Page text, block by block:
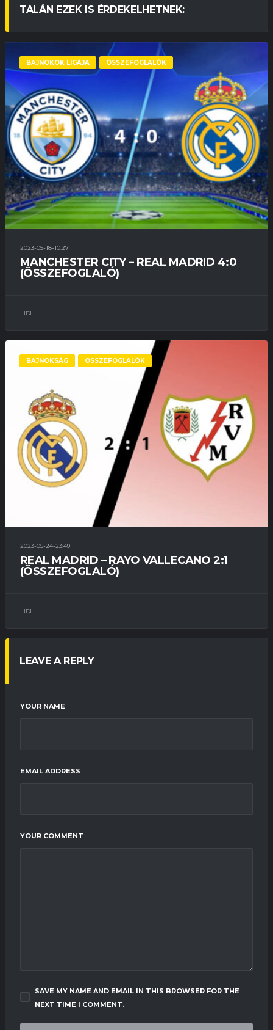
TALÁN EZEK IS ÉRDEKELHETNEK:
BAJNOKOK LIGÁJA ÖSSZEFOGLALÓK
2023-05-18-10:27
MANCHESTER CITY – REAL MADRID 4:0
(ÖSSZEFOGLALÓ)
LIDI
BAJNOKSÁG ÖSSZEFOGLALÓK
2023-05-24-23:49
REAL MADRID – RAYO VALLECANO 2:1
(ÖSSZEFOGLALÓ)
LIDI
LEAVE A REPLY
YOUR NAME
EMAIL ADDRESS
YOUR COMMENT
SAVE MY NAME AND EMAIL IN THIS BROWSER FOR THE
NEXT TIME I COMMENT.